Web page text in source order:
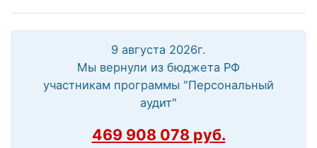
9 августа 2026г.
Мы вернули из бюджета РФ
участникам программы "Персональный
аудит"
469 908 078 руб.